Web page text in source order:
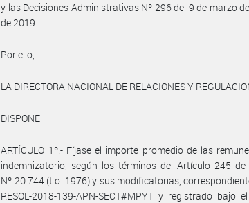
y las Decisiones Administrativas Nº 296 del 9 de marzo
de 2019.
Por ello,
LA DIRECTORA NACIONAL DE RELACIONES Y
DISPONE:
ARTÍCULO 1º.- Fíjase el importe promedio de las
indemnizatorio, según los términos del Artículo 245
Nº 20.744 (t.o. 1976) y sus modificatorias,
RESOL-2018-139-APN-SECT#MPYT y registrado bajo